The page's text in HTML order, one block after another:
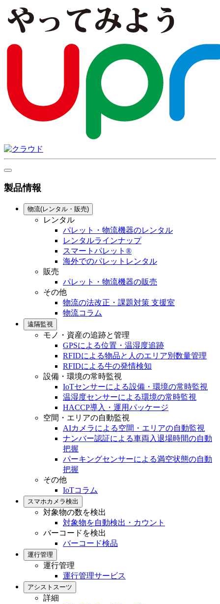
製品情報
物流(レンタル・販売)
レンタル
パレット・物流機器のレンタル
レンタルラインナップ
スマートパレット®
海外でのパレットレンタル
販売
パレット・物流機器の販売
その他
物流の法改正・課題対策 支援室
物流コラム
遠隔監視
モノ・資産の追跡と管理
GPSによる位置・温湿度追跡
RFIDによる物品と人のエリア別数量管理
RFIDによる牛の発情検知
設備・環境の常時監視
IoTセンサーによる設備・環境の常時監視
温湿度センサーによる環境の常時監視
HACCP導入・運用パッケージ
空間・エリアの自動監視
AIカメラによる空間・エリアの自動監視
ナンバー認証による車両入退場時間の自動
把握
パーキングセンサーによる満空状態の自動
把握
その他
IoTコラム
スマホカメラ検出
対象物の数を検出
対象物を自動検出・カウント
バーコードを検出
バーコード検品
運行管理
運行管理
運行管理サービス
アシストスーツ
詳細